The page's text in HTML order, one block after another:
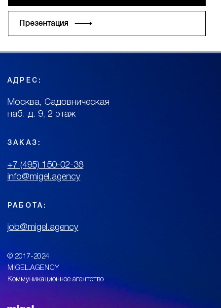
Презентация √
АДРЕС:
Москва, Садовническая
наб. д. 9, 2 этаж
ЗАКАЗ:
+7 (495) 150-02-38
info@migel.agency
РАБОТА:
job@migel.agency
© 2017-2024
MIGEL.AGENCY
Коммуникационное агентство